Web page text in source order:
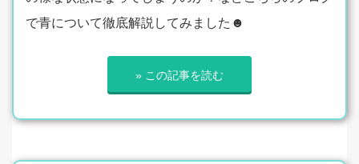
で青について徹底解説してみました☻
» この記事を読む